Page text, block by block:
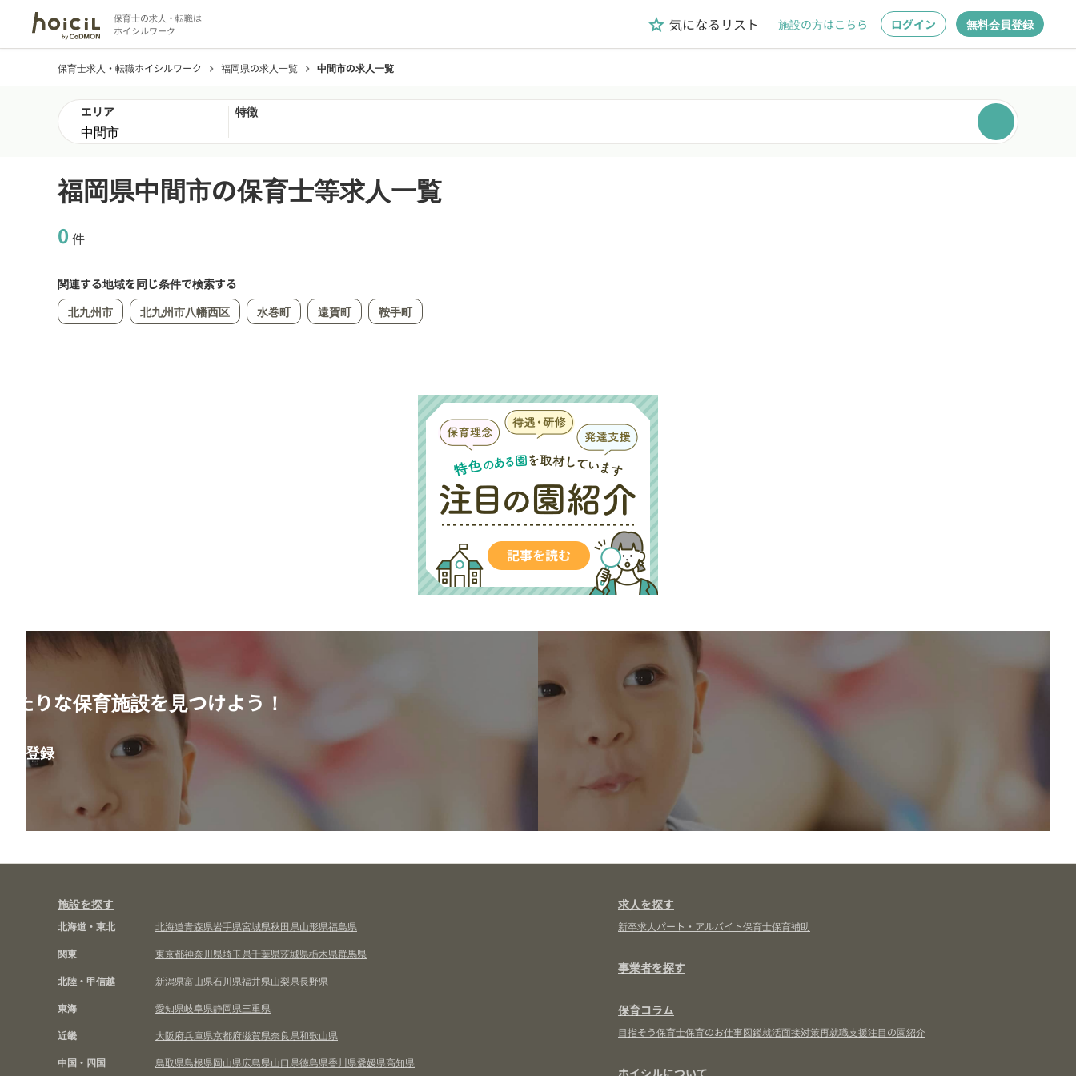
保育士の求人・転職は
ホイシルワーク
grade 気になるリスト 施設の方はこちら ログイン 無料会員登録
保育士求人・転職ホイシルワーク chevron_right 福岡県の求人一覧 chevron_right 中間市の求人一覧
エリア 特徴
福岡県中間市の保育士等求人一覧
0 件
関連する地域を同じ条件で検索する
北九州市
北九州市八幡西区 水巻町 遠賀町 鞍手町
たりな保育施設を見つけよう！
員登録
施設を探す
北海道・東北 北海道青森県岩手県宮城県秋田県山形県福島県
関東
東京都神奈川県埼玉県千葉県茨城県栃木県群馬県
北陸・甲信越
新潟県富山県石川県福井県山梨県長野県
東海
愛知県岐阜県静岡県三重県
近畿
大阪府兵庫県京都府滋賀県奈良県和歌山県
中国・四国
鳥取県島根県岡山県広島県山口県徳島県香川県愛媛県高知県
求人を探す
新卒求人 パート・アルバイト保育士保育補助
事業者を探す
保育コラム
目指そう保育士保育のお仕事図鑑就活面接対策再就職支援注目の園紹介
ホイシルについて